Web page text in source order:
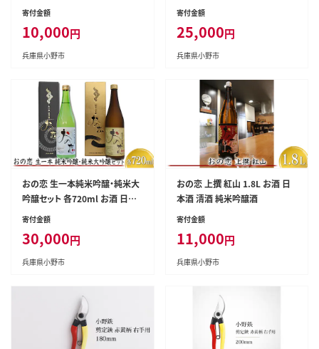
醸酒
寄付金額
10,000円
兵庫県小野市
米吟醸酒
寄付金額
25,000円
兵庫県小野市
おの恋 生一本純米吟醸・純米大
吟醸セット 各720ml お酒 日本
酒 純米吟醸酒 純米大吟醸酒
寄付金額
30,000円
兵庫県小野市
おの恋 上撰 紅山 1.8L お酒 日
本酒 清酒 純米吟醸酒
寄付金額
11,000円
兵庫県小野市